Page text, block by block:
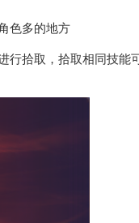
色多的地方
行拾取，拾取相同技能